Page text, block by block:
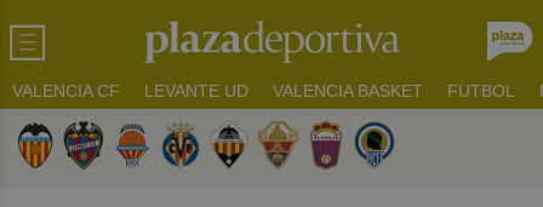
VALENCIA CF LEVANTE UD VALENCIA BASKET FUTBOL